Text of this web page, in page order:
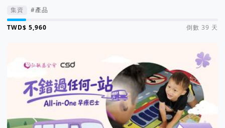
集資 #產品
集資進度 9%
倒數 39 天